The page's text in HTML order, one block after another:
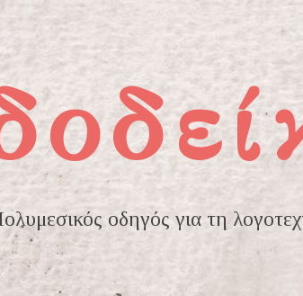
οδηγός για τη